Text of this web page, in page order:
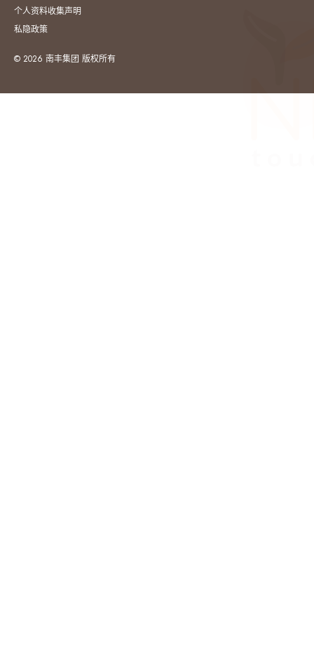
个人资料收集声明
私隐政策
© 2026 南丰集团 版权所有